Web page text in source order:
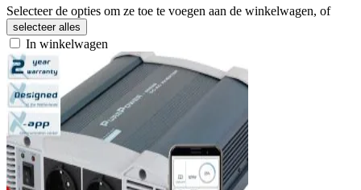
Selecteer de opties om ze toe te voegen aan de winkelwagen, of
selecteer alles
In winkelwagen